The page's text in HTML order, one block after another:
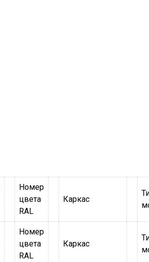
Номер
цвета
RAL
Каркас
Номер
цвета
RAL
Каркас